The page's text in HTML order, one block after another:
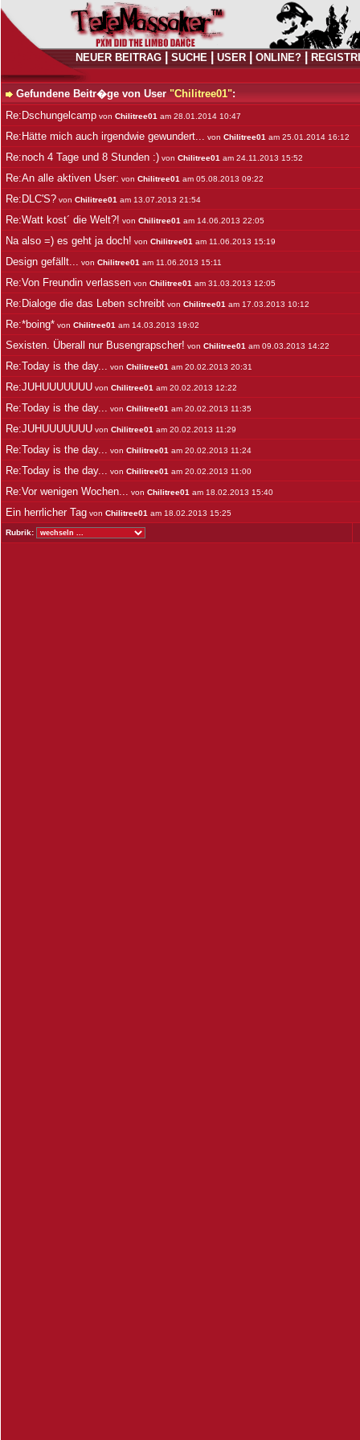
NEUER BEITRAG SUCHE USER ONLINE?
Gefundene Beitr�ge von User"Chilitree01":
Re:Dschungelcamp von Chilitree01 am 28.01.2014 10:47
Re:Hätte mich auch irgendwie gewundert... von Chilitree01 am 25.01.2014 16:12
Re:noch 4 Tage und 8 Stunden :) von Chilitree01 am 24.11.2013 15:52
Re:An alle aktiven User: von Chilitree01 am 05.08.2013 09:22
Re:DLC'S? von Chilitree01 am 13.07.2013 21:54
Re:Watt kost´ die Welt?! von Chilitree01 am 14.06.2013 22:05
Na also =) es geht ja doch! von Chilitree01 am 11.06.2013 15:19
Design gefällt... von Chilitree01 am 11.06.2013 15:11
Re:Von Freundin verlassen von Chilitree01 am 31.03.2013 12:05
Re:Dialoge die das Leben schreibt von Chilitree01 am 17.03.2013 10:12
Re:*boing* von Chilitree01 am 14.03.2013 19:02
Sexisten. Überall nur Busengrapscher! von Chilitree01 am 09.03.2013 14:22
Re:Today is the day... von Chilitree01 am 20.02.2013 20:31
Re:JUHUUUUUUU von Chilitree01 am 20.02.2013 12:22
Re:Today is the day... von Chilitree01 am 20.02.2013 11:35
Re:JUHUUUUUUU von Chilitree01 am 20.02.2013 11:29
Re:Today is the day... von Chilitree01 am 20.02.2013 11:24
Re:Today is the day... von Chilitree01 am 20.02.2013 11:00
Re:Vor wenigen Wochen... von Chilitree01 am 18.02.2013 15:40
Ein herrlicher Tag von Chilitree01 am 18.02.2013 15:25
Rubrik: